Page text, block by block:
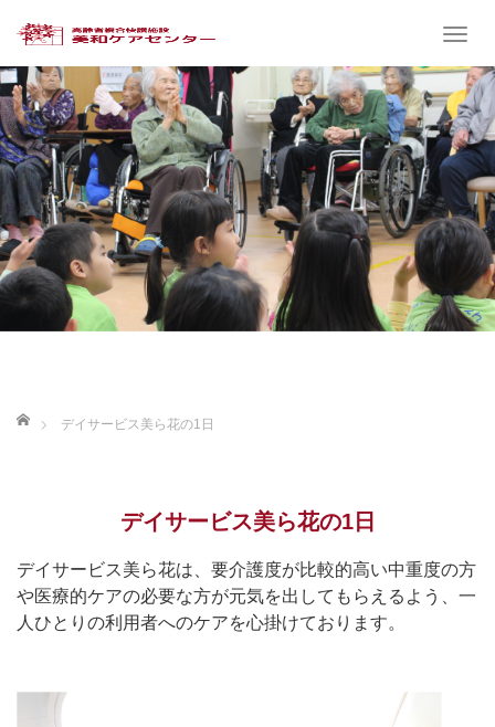
T
o
g
g
l
e
n
a
g
ホーム デイサービス美ら花の1日
デイサービス美ら花の1日
デイサービス美ら花は、要介護度が比較的高い中重度の方
や医療的ケアの必要な方が元気を出してもらえるよう、一
人ひとりの利用者へのケアを心掛けております。